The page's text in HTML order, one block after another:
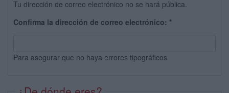
Tu dirección de correo electrónico no se hará pública.
Confirma la dirección de correo electrónico: *
Para asegurar que no haya errores tipográficos